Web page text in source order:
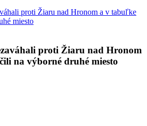
proti Žiaru nad Hronom
na výborné druhé miesto